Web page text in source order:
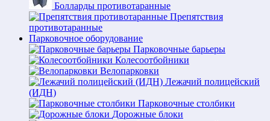
Болларды противотаранные
Препятствия
противотаранные
Парковочное оборудование
Парковочные барьеры
Колесоотбойники
Велопарковки
Лежачий полицейский
(ИДН)
Парковочные столбики
Дорожные блоки